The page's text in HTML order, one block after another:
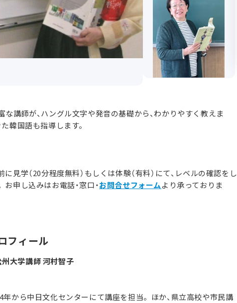
講師が、ハングル文字や発音の基礎から、わかりやすく教えま
韓国語も指導します。
見学（20分程度無料）もしくは体験（有料）にて、レベルの確認をし
申し込みはお電話・窓口・お問合せフォームより承っておりま
フィール
州大学講師 河村智子
年から中日文化センターにて講座を担当。ほか、県立高校や市民講